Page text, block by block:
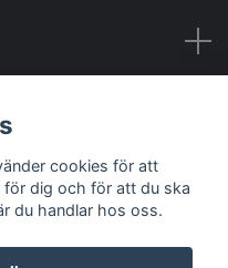
cookies för att
för dig och för att du ska
du handlar hos oss.